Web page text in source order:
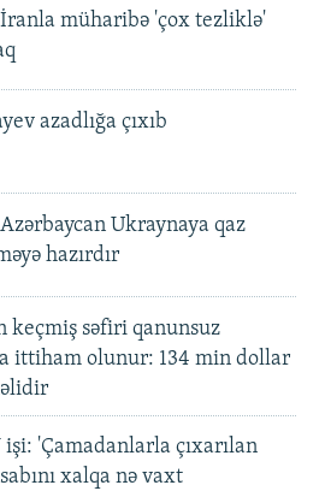
müharibə 'çox tezliklə'
azadlığa çıxıb
Ukraynaya qaz
hazırdır
keçmiş səfiri qanunsuz
ittiham olunur: 134 min dollar
'Çamadanlarla çıxarılan
xalqa nə vaxt